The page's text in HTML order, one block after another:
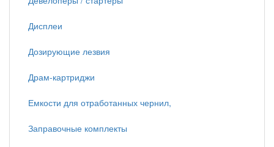
Дисплеи
Дозирующие лезвия
Драм-картриджи
Емкости для отработанных чернил,
Заправочные комплекты